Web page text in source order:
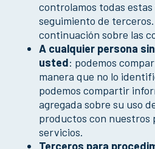
controlamos todas estas
seguimiento de
continuación sobre las
A cualquier persona
usted: podemos
manera que no lo
podemos compartir
agregada sobre su uso
productos con nuestros
servicios.
Terceros para